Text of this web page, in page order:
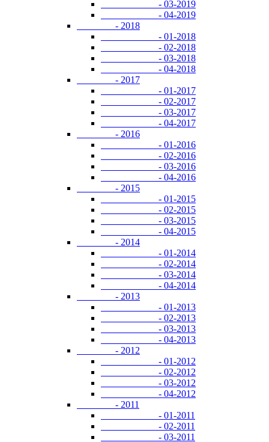
- 03-2019
- 04-2019
- 2018
- 01-2018
- 02-2018
- 03-2018
- 04-2018
- 2017
- 01-2017
- 02-2017
- 03-2017
- 04-2017
- 2016
- 01-2016
- 02-2016
- 03-2016
- 04-2016
- 2015
- 01-2015
- 02-2015
- 03-2015
- 04-2015
- 2014
- 01-2014
- 02-2014
- 03-2014
- 04-2014
- 2013
- 01-2013
- 02-2013
- 03-2013
- 04-2013
- 2012
- 01-2012
- 02-2012
- 03-2012
- 04-2012
- 2011
- 01-2011
- 02-2011
- 03-2011